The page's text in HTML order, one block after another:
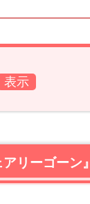
リーゴーン』第
なのか
ぐる三つの組織
リーゴーン